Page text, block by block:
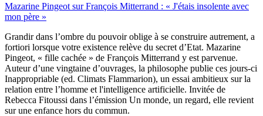
Mazarine Pingeot sur François Mitterrand : « J'étais insolente avec
mon père »
Grandir dans l’ombre du pouvoir oblige à se construire autrement, a
fortiori lorsque votre existence relève du secret d’Etat. Mazarine
Pingeot, « fille cachée » de François Mitterrand y est parvenue.
Auteur d’une vingtaine d’ouvrages, la philosophe publie ces jours-ci
Inappropriable (ed. Climats Flammarion), un essai ambitieux sur la
relation entre l’homme et l'intelligence artificielle. Invitée de
Rebecca Fitoussi dans l’émission Un monde, un regard, elle revient
sur une enfance hors du commun.